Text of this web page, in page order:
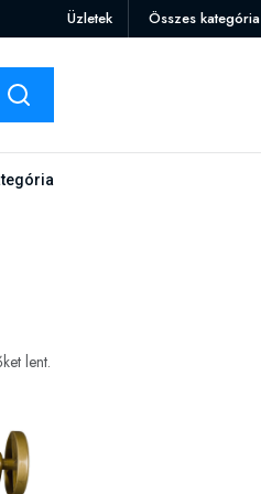
Üzletek Összes kategória
lent.